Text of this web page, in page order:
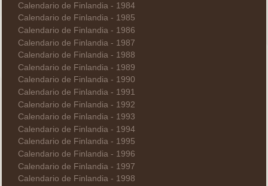
Calendario de Finlandia - 1984
Calendario de Finlandia - 1985
Calendario de Finlandia - 1986
Calendario de Finlandia - 1987
Calendario de Finlandia - 1988
Calendario de Finlandia - 1989
Calendario de Finlandia - 1990
Calendario de Finlandia - 1991
Calendario de Finlandia - 1992
Calendario de Finlandia - 1993
Calendario de Finlandia - 1994
Calendario de Finlandia - 1995
Calendario de Finlandia - 1996
Calendario de Finlandia - 1997
Calendario de Finlandia - 1998